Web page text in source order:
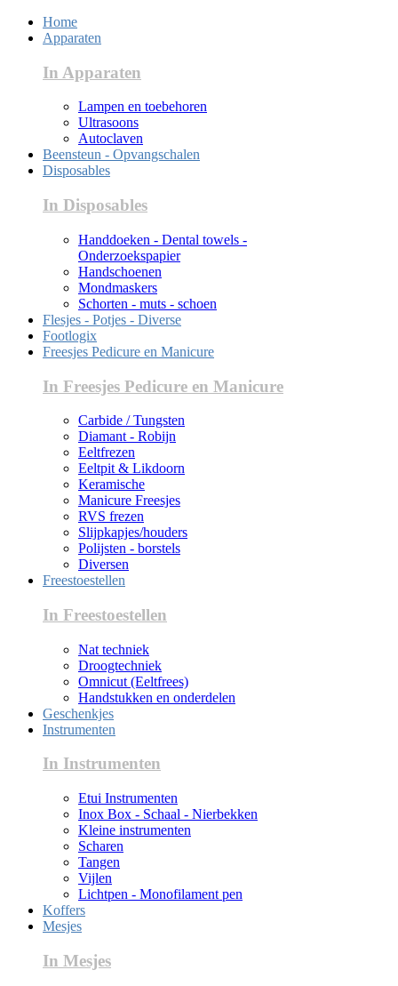
Home
Apparaten
In Apparaten
Lampen en toebehoren
Ultrasoons
Autoclaven
Beensteun - Opvangschalen
Disposables
In Disposables
Handdoeken - Dental towels -
Onderzoekspapier
Handschoenen
Mondmaskers
Schorten - muts - schoen
Flesjes - Potjes - Diverse
Footlogix
Freesjes Pedicure en Manicure
In Freesjes Pedicure en Manicure
Carbide / Tungsten
Diamant - Robijn
Eeltfrezen
Eeltpit & Likdoorn
Keramische
Manicure Freesjes
RVS frezen
Slijpkapjes/houders
Polijsten - borstels
Diversen
Freestoestellen
In Freestoestellen
Nat techniek
Droogtechniek
Omnicut (Eeltfrees)
Handstukken en onderdelen
Geschenkjes
Instrumenten
In Instrumenten
Etui Instrumenten
Inox Box - Schaal - Nierbekken
Kleine instrumenten
Scharen
Tangen
Vijlen
Lichtpen - Monofilament pen
Koffers
Mesjes
In Mesjes